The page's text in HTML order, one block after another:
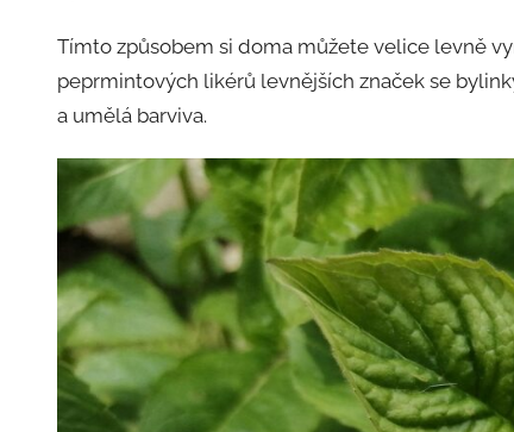
Tímto způsobem si doma můžete velice levně
peprmintových likérů levnějších značek se
a umělá barviva.